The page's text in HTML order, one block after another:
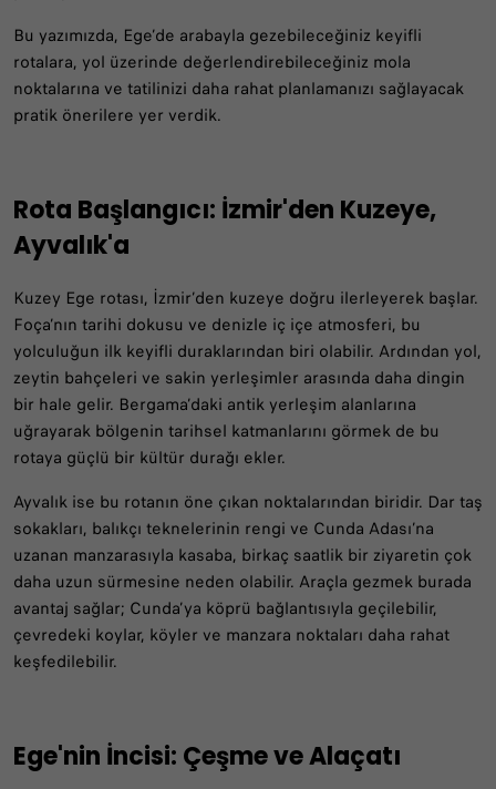
Bu yazımızda, Ege’de arabayla gezebileceğiniz keyifli
rotalara, yol üzerinde değerlendirebileceğiniz mola
noktalarına ve tatilinizi daha rahat planlamanızı sağlayacak
pratik önerilere yer verdik.
Rota Başlangıcı: İzmir'den Kuzeye,
Ayvalık'a
Kuzey Ege rotası, İzmir’den kuzeye doğru ilerleyerek başlar.
Foça’nın tarihi dokusu ve denizle iç içe atmosferi, bu
yolculuğun ilk keyifli duraklarından biri olabilir. Ardından yol,
zeytin bahçeleri ve sakin yerleşimler arasında daha dingin
bir hale gelir. Bergama’daki antik yerleşim alanlarına
uğrayarak bölgenin tarihsel katmanlarını görmek de bu
rotaya güçlü bir kültür durağı ekler.
Ayvalık ise bu rotanın öne çıkan noktalarından biridir. Dar taş
sokakları, balıkçı teknelerinin rengi ve Cunda Adası’na
uzanan manzarasıyla kasaba, birkaç saatlik bir ziyaretin çok
daha uzun sürmesine neden olabilir. Araçla gezmek burada
avantaj sağlar; Cunda’ya köprü bağlantısıyla geçilebilir,
çevredeki koylar, köyler ve manzara noktaları daha rahat
keşfedilebilir.
Ege'nin İncisi: Çeşme ve Alaçatı